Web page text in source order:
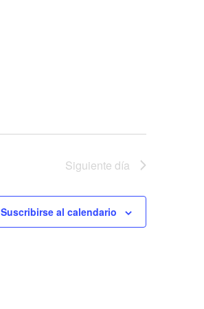
Siguiente día
Suscribirse al calendario